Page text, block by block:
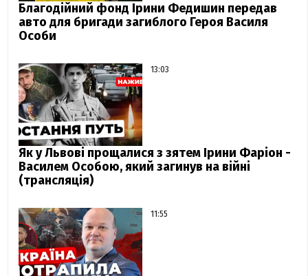
Благодійний фонд Ірини Федишин передав
авто для бригади загиблого Героя Василя
Особи
13:03
Як у Львові прощалися з зятем Ірини Фаріон -
Василем Особою, який загинув на війні
(трансляція)
11:55